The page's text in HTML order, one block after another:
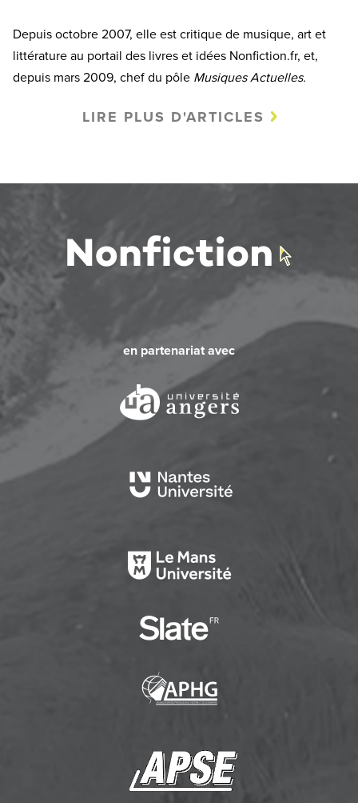
Depuis octobre 2007, elle est critique de musique, art et
littérature au portail des livres et idées Nonfiction.fr, et,
depuis mars 2009, chef du pôle Musiques Actuelles.
LIRE PLUS D'ARTICLES
en partenariat avec